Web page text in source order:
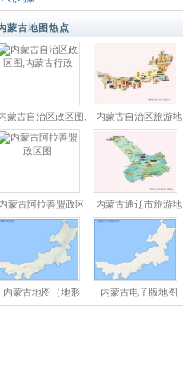
蒙古地图热点
蒙古自治区政区图,
内蒙古行政
内蒙古自治区旅游地
内蒙古阿拉善盟政区 内蒙古通辽市旅游地
内蒙古地图（地形 内蒙古电子版地图